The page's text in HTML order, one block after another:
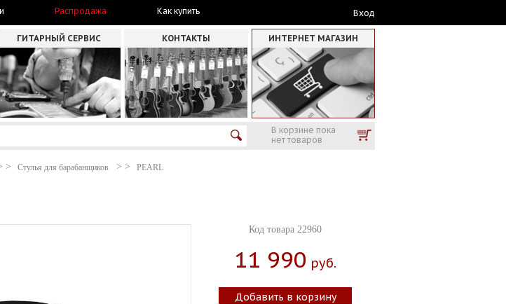
Распродажа Как купить Вход
ГИТАРНЫЙ СЕРВИС КОНТАКТЫ ИНТЕРНЕТ МАГАЗИН
В корзине пока
нет товаров
Стулья для барабанщиков PEARL
Код товара 22960
11 990 Руб.
Добавить в корзину